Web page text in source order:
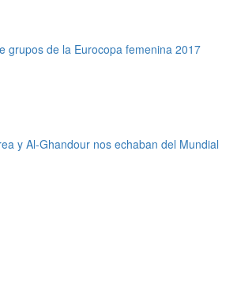
grupos de la Eurocopa femenina 2017
y Al-Ghandour nos echaban del Mundial